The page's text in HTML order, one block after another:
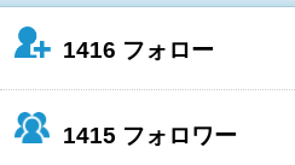
1416 フォロー
1415 フォロワー